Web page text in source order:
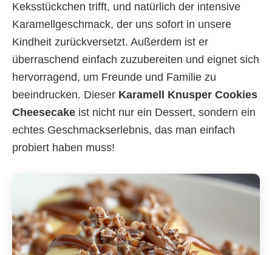
Keksstückchen trifft, und natürlich der intensive
Karamellgeschmack, der uns sofort in unsere
Kindheit zurückversetzt. Außerdem ist er
überraschend einfach zuzubereiten und eignet sich
hervorragend, um Freunde und Familie zu
beeindrucken. Dieser Karamell Knusper Cookies
Cheesecake ist nicht nur ein Dessert, sondern ein
echtes Geschmackserlebnis, das man einfach
probiert haben muss!